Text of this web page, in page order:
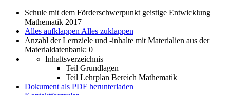
Schule mit dem Förderschwerpunkt geistige Entwicklung
Mathematik 2017
Alles aufklappen Alles zuklappen
Anzahl der Lernziele und -inhalte mit Materialien aus der
Materialdatenbank: 0
Inhaltsverzeichnis
Teil Grundlagen
Teil Lehrplan Bereich Mathematik
Dokument als PDF herunterladen